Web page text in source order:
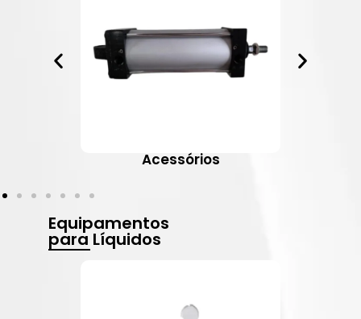
Acessórios
Equipamentos
para Líquidos